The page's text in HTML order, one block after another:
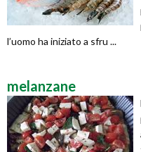
l’uomo ha iniziato a sfru ...
melanzane